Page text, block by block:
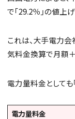
で「29.2％」の値上
これは、大手電力
気料金換算で月額
電力量料金としても
電力量料金